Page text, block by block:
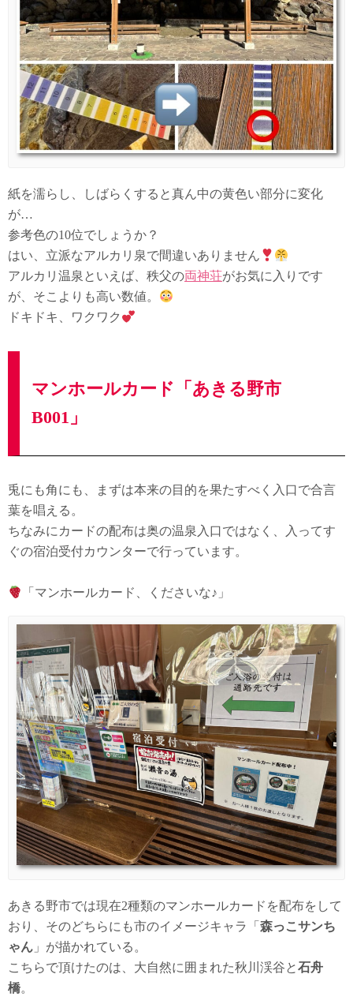
紙を濡らし、しばらくすると真ん中の黄色い部分に変化
が…
参考色の10位でしょうか？
はい、立派なアルカリ泉で間違いありません
アルカリ温泉といえば、秩父の両神荘がお気に入りです
が、そこよりも高い数値。
ドキドキ、ワクワク
マンホールカード「あきる野市
B001」
兎にも角にも、まずは本来の目的を果たすべく入口で合言
葉を唱える。
ちなみにカードの配布は奥の温泉入口ではなく、入ってす
ぐの宿泊受付カウンターで行っています。
「マンホールカード、くださいな♪」
あきる野市では現在2種類のマンホールカードを配布をして
おり、そのどちらにも市のイメージキャラ「 森っこサンち
ゃん 」が描かれている。
こちらで頂けたのは、大自然に囲まれた秋川渓谷と石舟
橋。